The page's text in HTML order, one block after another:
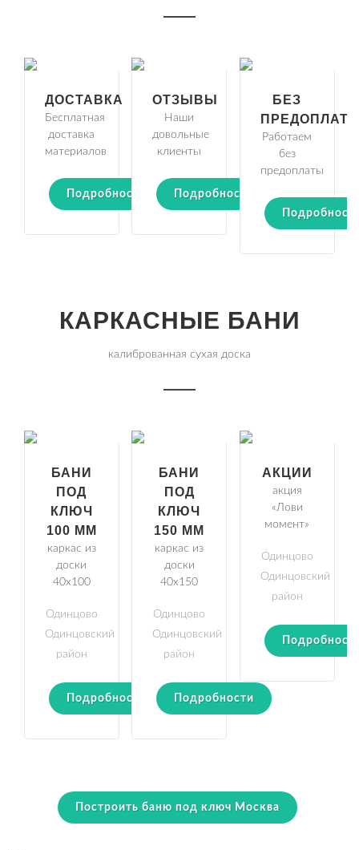
ДОСТАВКА
Бесплатная
доставка
материалов
Подробности
ОТЗЫВЫ
Наши
довольные
клиенты
Подробности
БЕЗ
Работаем
без
предоплаты
КАРКАСНЫЕ БАНИ
калиброванная сухая доска
БАНИ
ПОД
КЛЮЧ
100 ММ
каркас из
доски
40х100
Одинцово
Одинцовский
район
Подробности
БАНИ
ПОД
КЛЮЧ
150 ММ
каркас из
доски
40х150
Одинцово
Одинцовский
район
Подробности
АКЦИИ
акция
«Лови
момент»
Одинцово
Одинцовский
район
Построить баню под ключ Москва